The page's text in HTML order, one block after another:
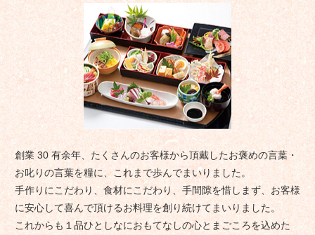
創業 30 有余年、たくさんのお客様から頂戴したお褒めの言葉・
お叱りの言葉を糧に、これまで歩んでまいりました。
手作りにこだわり、食材にこだわり、手間隙を惜しまず、お客様
に安心して喜んで頂けるお料理を創り続けてまいりました。
これからも１品ひとしなにおもてなしの心とまごころを込めた